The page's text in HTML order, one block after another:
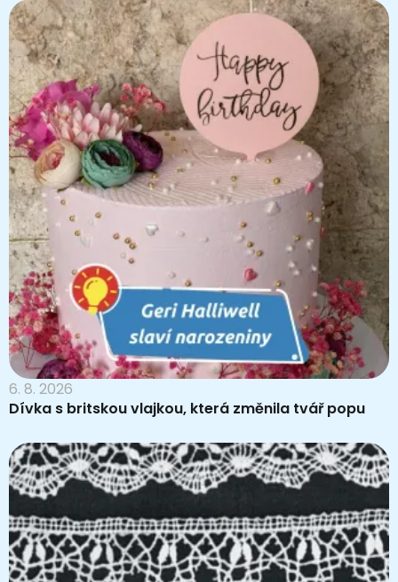
6. 8. 2026
Dívka s britskou vlajkou, která změnila tvář popu